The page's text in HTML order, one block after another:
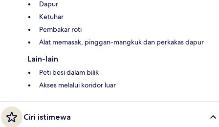
Dapur
Ketuhar
Pembakar roti
Alat memasak, pinggan-mangkuk dan perkakas dapur
Lain-lain
Peti besi dalam bilik
Akses melalui koridor luar
Ciri istimewa